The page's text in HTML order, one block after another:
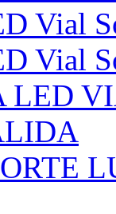
Vial
Vial